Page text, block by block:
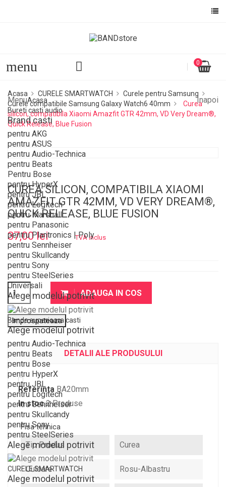
menu 0
Menu Inapoi
Acasa
Bureti casti audio
Brand casti
pentru AKG
pentru ASUS
pentru Audio-Technica
pentru Beats
Pentru Bose
pentru HyperX
pentru JBL
pentru Logitech
pentru Marshall
pentru Panasonic
pentru Plantronics | Poly
pentru Sennheiser
pentru Skullcandy
pentru Sony
pentru SteelSeries
Universali
Alege modelul potrivit
Banda superioara casti
Alege modelul potrivit
pentru Audio-Technica
pentru Beats
pentru Bose
pentru HyperX
pentru JBL
pentru Logitech
pentru Sennheiser
pentru Skullcandy
pentru Sony
pentru SteelSeries
Alege modelul potrivit
CURELE SMARTWATCH
Alege modelul potrivit
Acasa CURELE SMARTWATCH
Curele pentru Samsung
Curele compatibile Samsung Galaxy Watch6 40mm
Curea
silicon, compatibila Xiaomi Amazfit GTR 42mm, VD Very Dream®,
Quick Release, Blue Fusion
CUREA SILICON, COMPATIBILA XIAOMI
AMAZFIT GTR 42MM, VD VERY DREAM®,
QUICK RELEASE, BLUE FUSION
37,00 lei
TVA inclus
ADAUGA IN COS
DETALII ALE PRODUSULUI
Referinta BA20mm
In stoc 2 Produse
Fisa tehnica
Tip Produs Curea
Culoare Rosu-Albastru